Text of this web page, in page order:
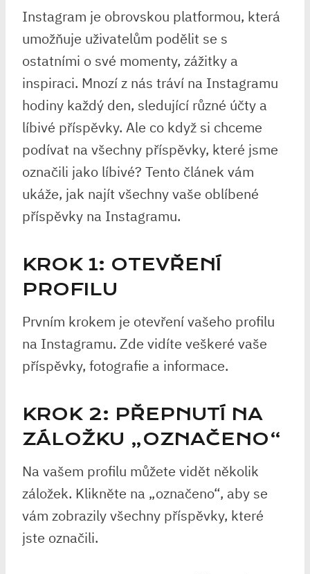
Instagram je obrovskou platformou, která
umožňuje uživatelům podělit se s
ostatními o své momenty, zážitky a
inspiraci. Mnozí z nás tráví na Instagramu
hodiny každý den, sledující různé účty a
líbivé příspěvky. Ale co když si chceme
podívat na všechny příspěvky, které jsme
označili jako líbivé? Tento článek vám
ukáže, jak najít všechny vaše oblíbené
příspěvky na Instagramu.
KROK 1: OTEVŘENÍ
PROFILU
Prvním krokem je otevření vašeho profilu
na Instagramu. Zde vidíte veškeré vaše
příspěvky, fotografie a informace.
KROK 2: PŘEPNUTÍ NA
ZÁLOŽKU „OZNAČENO“
Na vašem profilu můžete vidět několik
záložek. Klikněte na „označeno“, aby se
vám zobrazily všechny příspěvky, které
jste označili.